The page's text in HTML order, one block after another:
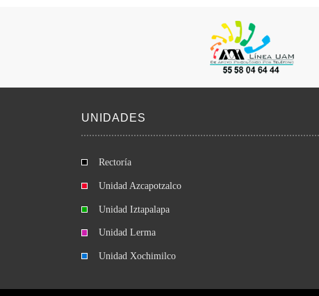
UNIDADES
Rectoría
Unidad Azcapotzalco
Unidad Iztapalapa
Unidad Lerma
Unidad Xochimilco